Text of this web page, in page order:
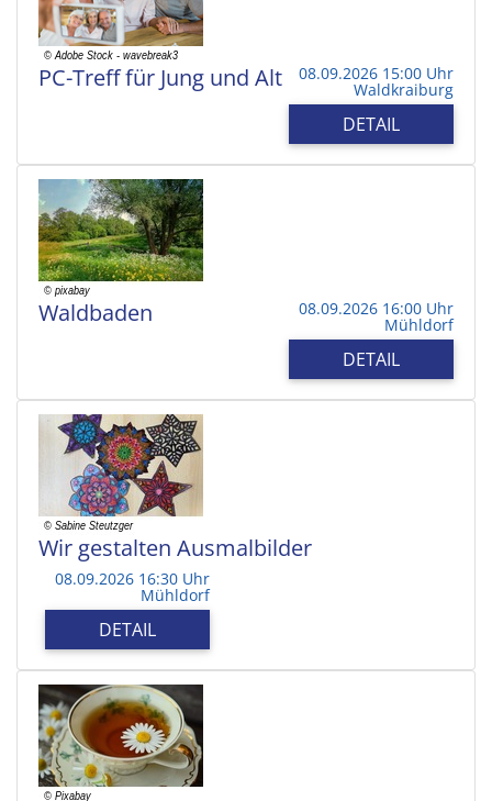
PC-Treff für Jung und Alt 08.09.2026 15:00 Uhr
Waldkraiburg
DETAIL
Waldbaden 08.09.2026 16:00 Uhr
Mühldorf
DETAIL
Wir gestalten Ausmalbilder
08.09.2026 16:30 Uhr
Mühldorf
DETAIL